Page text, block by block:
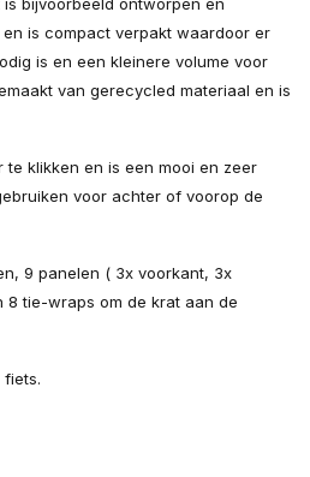
is compact verpakt waardoor er
is en een kleinere volume voor
van gerecycled materiaal en is
te klikken en is een mooi en zeer
voor achter of voorop de
9 panelen ( 3x voorkant, 3x
8 tie-wraps om de krat aan de
fiets.